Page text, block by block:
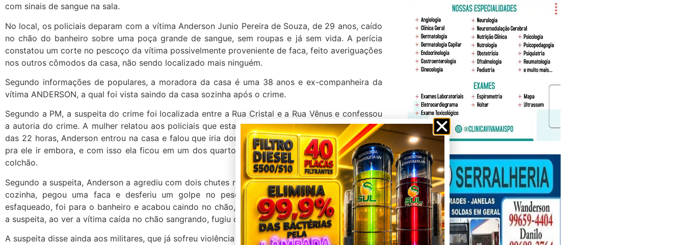
com sinais de sangue na sala.
No local, os policiais deparam com a vítima Anderson Junio Pereira de Souza, de 29 anos, caído
no chão do banheiro sobre uma poça grande de sangue, sem roupas e já sem vida. A perícia
constatou um corte no pescoço da vítima possivelmente proveniente de faca, feito averiguações
nos outros cômodos da casa, não sendo localizado mais ninguém.
Segundo informações de populares, a moradora da casa é uma 38 anos e ex-companheira da
vítima ANDERSON, a qual foi vista saindo da casa sozinha após o crime.
Segundo a PM, a suspeita do crime foi localizada entre a Rua Cristal e a Rua Vênus e confessou
a autoria do crime. A mulher relatou aos policiais que estava na sua residência, e que por volta
das 22 horas, Anderson entrou na casa e falou que iria dormir lá, porém, a mulher falou que era
pra ele ir embora, e com isso ela ficou em um dos quartos assistindo televisão deitada em um
colchão.
Segundo a suspeita, Anderson a agrediu com dois chutes nas costas, momento que ela foi até a
cozinha, pegou uma faca e desferiu um golpe no pescoço da vítima. Anderson após ser
esfaqueado, foi para o banheiro e acabou caindo no chão, todo ensanguentado. Ainda segundo
a suspeita, ao ver a vítima caída no chão sangrando, fugiu do local.
A suspeita disse ainda aos militares, que já sofreu violência doméstica por várias vezes e que fez